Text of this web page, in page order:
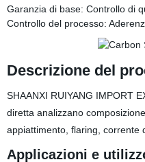
Garanzia di base: Controllo di
Controllo del processo:
Descrizione del
SHAANXI RUIYANG IMPORT
diretta analizzano
appiattimento, flaring, corrente
Applicazioni e